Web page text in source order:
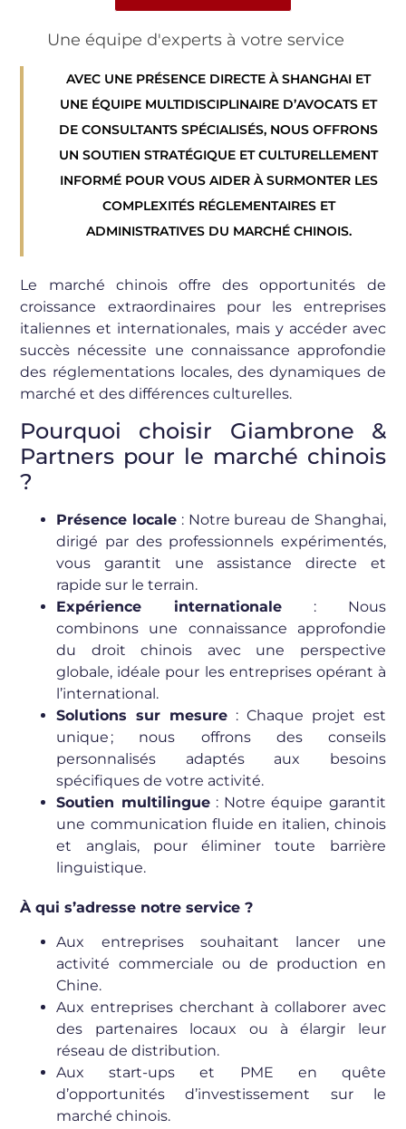
Une équipe d'experts à votre service
AVEC UNE PRÉSENCE DIRECTE À SHANGHAI ET
UNE ÉQUIPE MULTIDISCIPLINAIRE D’AVOCATS ET
DE CONSULTANTS SPÉCIALISÉS, NOUS OFFRONS
UN SOUTIEN STRATÉGIQUE ET CULTURELLEMENT
INFORMÉ POUR VOUS AIDER À SURMONTER LES
COMPLEXITÉS RÉGLEMENTAIRES ET
ADMINISTRATIVES DU MARCHÉ CHINOIS.
Le marché chinois offre des opportunités de
croissance extraordinaires pour les entreprises
italiennes et internationales, mais y accéder avec
succès nécessite une connaissance approfondie
des réglementations locales, des dynamiques de
marché et des différences culturelles.
Pourquoi choisir Giambrone &
Partners pour le marché chinois
?
Présence locale : Notre bureau de Shanghai,
dirigé par des professionnels expérimentés,
vous garantit une assistance directe et
rapide sur le terrain.
Expérience internationale : Nous
combinons une connaissance approfondie
du droit chinois avec une perspective
globale, idéale pour les entreprises opérant à
l’international.
Solutions sur mesure : Chaque projet est
unique ; nous offrons des conseils
personnalisés adaptés aux besoins
spécifiques de votre activité.
Soutien multilingue: Notre équipe garantit
une communication fluide en italien, chinois
et anglais, pour éliminer toute barrière
linguistique.
À qui s’adresse notre service ?
Aux entreprises souhaitant lancer une
activité commerciale ou de production en
Chine.
Aux entreprises cherchant à collaborer avec
des partenaires locaux ou à élargir leur
réseau de distribution.
Aux start-ups et PME en quête
d’opportunités d’investissement sur le
marché chinois.